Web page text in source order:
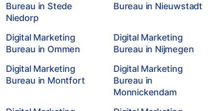
Bureau in Stede
Niedorp
Bureau in Nieuwstadt
Digital Marketing
Bureau in Ommen
Digital Marketing
Bureau in Nijmegen
Digital Marketing
Bureau in Montfort
Digital Marketing
Bureau in
Monnickendam